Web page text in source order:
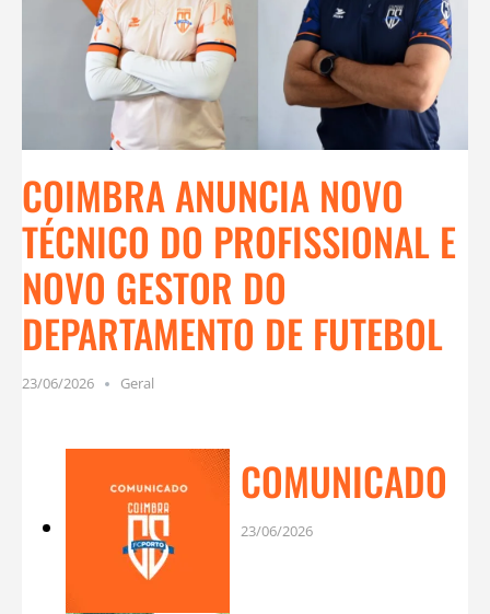
COIMBRA ANUNCIA NOVO
TÉCNICO DO PROFISSIONAL E
NOVO GESTOR DO
DEPARTAMENTO DE FUTEBOL
23/06/2026 Geral
COMUNICADO
23/06/2026